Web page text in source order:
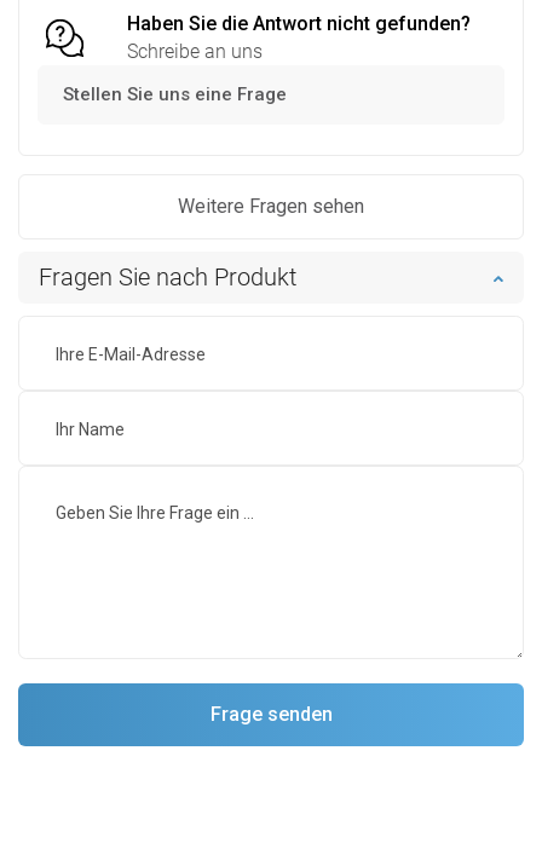
Haben Sie die Antwort nicht gefunden?
Schreibe an uns
Stellen Sie uns eine Frage
Weitere Fragen sehen
Fragen Sie nach Produkt